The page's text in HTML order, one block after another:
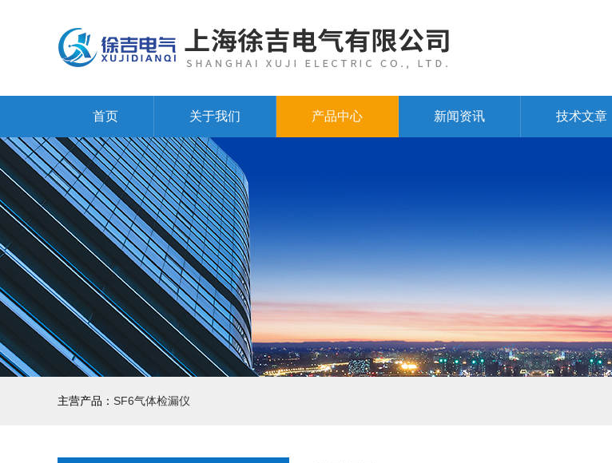
首页 关于我们 产品中心 新闻资讯 技术文章
主营产品： SF6气体检漏仪